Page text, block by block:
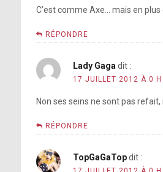
C’est comme Axe… mais en plus
RÉPONDRE
Lady Gaga dit :
17 JUILLET 2012 À 0 H
Non ses seins ne sont pas refait,
RÉPONDRE
TopGaGaTop dit :